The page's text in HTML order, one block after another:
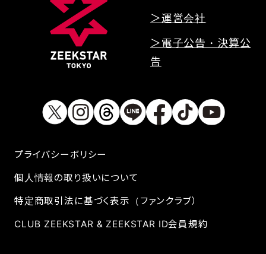
＞運営会社
＞電子公告・決算公
告
プライバシーボリシー
個人情報の取り扱いについて
特定商取引法に基づく表示（ファンクラブ）
CLUB ZEEKSTAR & ZEEKSTAR ID会員規約